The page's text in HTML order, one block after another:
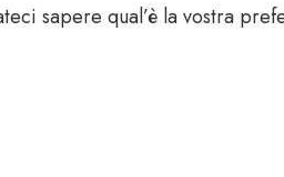
sapere qual’è la vostra